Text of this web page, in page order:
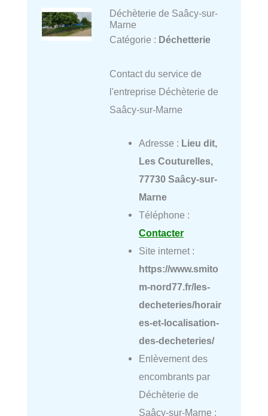
Déchèterie de Saâcy-sur-
Marne
Catégorie : Déchetterie
Contact du service de
l'entreprise Déchèterie de
Saâcy-sur-Marne
Adresse : Lieu dit,
Les Couturelles,
77730 Saâcy-sur-
Marne
Téléphone :
Contacter
Site internet :
https://www.smito
m-nord77.fr/les-
decheteries/horair
es-et-localisation-
des-decheteries/
Enlèvement des
encombrants par
Déchèterie de
Saâcy-sur-Marne :